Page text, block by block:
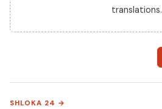
translations.
SHLOKA 24 →